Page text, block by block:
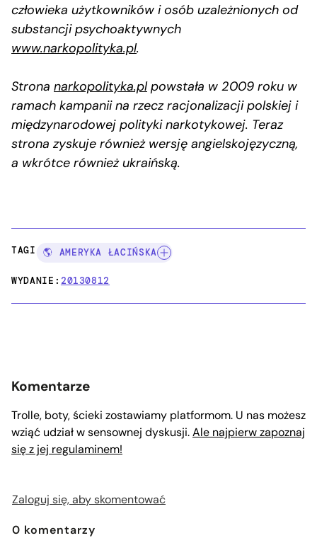
człowieka użytkowników i osób uzależnionych od
substancji psychoaktywnych
www.narkopolityka.pl.
Strona narkopolityka.plpowstała w 2009 roku w
ramach kampanii na rzecz racjonalizacji polskiej i
międzynarodowej polityki narkotykowej. Teraz
strona zyskuje również wersję angielskojęzyczną,
a wkrótce również ukraińską.
TAGI: 🌎 AMERYKA ŁACIŃSKA
WYDANIE:20130812
Komentarze
Trolle, boty, ścieki zostawiamy platformom. U nas możesz
wziąć udział w sensownej dyskusji.Ale najpierw zapoznaj
się z jej regulaminem!
Zaloguj się, aby skomentować
0 komentarzy